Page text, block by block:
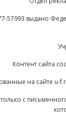
57993 выдано
Контент сайта
на сайте u-
с